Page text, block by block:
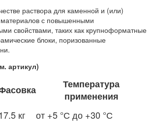
раствора для каменной и (или)
материалов с повышенными
свойствами, таких как крупноформатные
блоки, поризованные
артикул)
Температура
применения
кг
от +5 °С до +30 °С